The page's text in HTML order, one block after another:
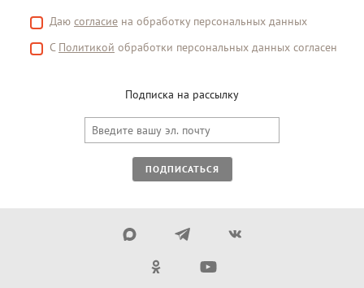
Даю согласие на обработку персональных данных
С Политикой обработки персональных данных согласен
Подписка на рассылку
ПОДПИСАТЬСЯ